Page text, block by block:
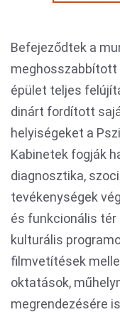
Befejeződtek a
meghosszabbított
épület teljes
dinárt fordított
helyiségeket a
Kabinetek fogják
diagnosztika,
tevékenységek
és funkcionális tér
kulturális
filmvetítések
oktatások,
megrendezésére